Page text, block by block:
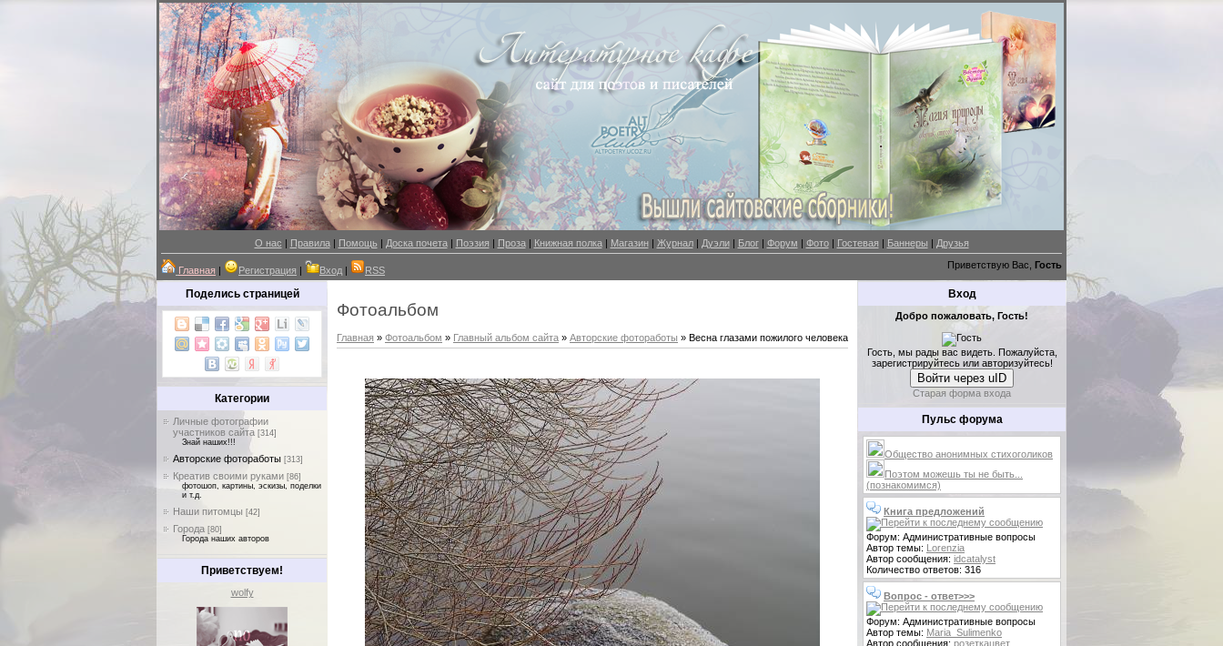
О нас | Правила| Помощь | Доска почета| Поэзия | Проза| Книжная полка| Магазин| Журнал| Дуэли| Блог| Форум | Фото| Гостевая | Баннеры | Друзья
Главная | Регистрация | Вход | RSS Приветствую Вас, Гость
Поделись страницей
Категории
Личные фотографии
участников сайта [314]
Знай наших!!!
Авторские фотоработы [313]
Креатив своими руками [86]
фотошоп, картины, эскизы, поделки
и т.д.
Наши питомцы [42]
Города [80]
Города наших авторов
Приветствуем!
wolfy
Фотоальбом
Главная » Фотоальбом » Главный альбом сайта » Авторские фотоработы » Весна глазами пожилого человека
Вход
Добро пожаловать, Гость!
Гость, мы рады вас видеть. Пожалуйста,
зарегистрируйтесь или авторизуйтесь!
Войти через uID
Старая форма входа
Пульс форума
Общество анонимных стихоголиков
Поэтом можешь ты не быть...
(познакомимся)
Книга предложений
Форум: Административные вопросы
Автор темы: Lorenzia
Автор сообщения: idcatalyst
Количество ответов: 316
Вопрос - ответ>>>
Форум: Административные вопросы
Автор темы: Maria_Sulimenko
Автор сообщения: розеткацвет